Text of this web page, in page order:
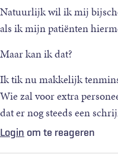
Natuurlijk wil ik mij
als ik mijn patiënten
Maar kan ik dat?
Ik tik nu makkelijk
Wie zal voor extra
dat er nog steeds een
Login om te reageren